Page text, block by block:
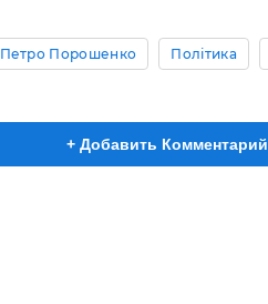
Петро Порошенко Політика
+ Добавить Комментарий